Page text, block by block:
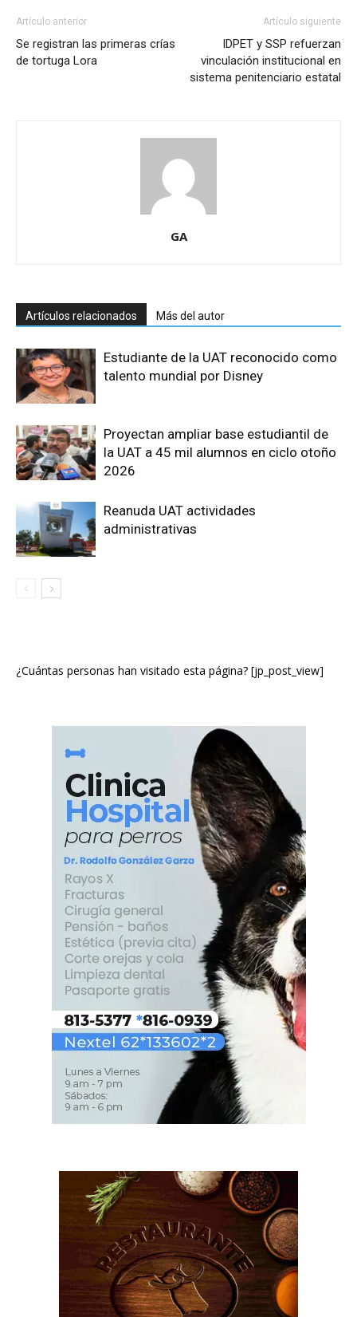
Artículo anterior
Se registran las primeras crías
de tortuga Lora
Artículo siguiente
IDPET y SSP refuerzan
vinculación institucional en
sistema penitenciario estatal
GA
Artículos relacionados Más del autor
Estudiante de la UAT reconocido como
talento mundial por Disney
Proyectan ampliar base estudiantil de
la UAT a 45 mil alumnos en ciclo otoño
2026
Reanuda UAT actividades
administrativas
¿Cuántas personas han visitado esta página? [jp_post_view]